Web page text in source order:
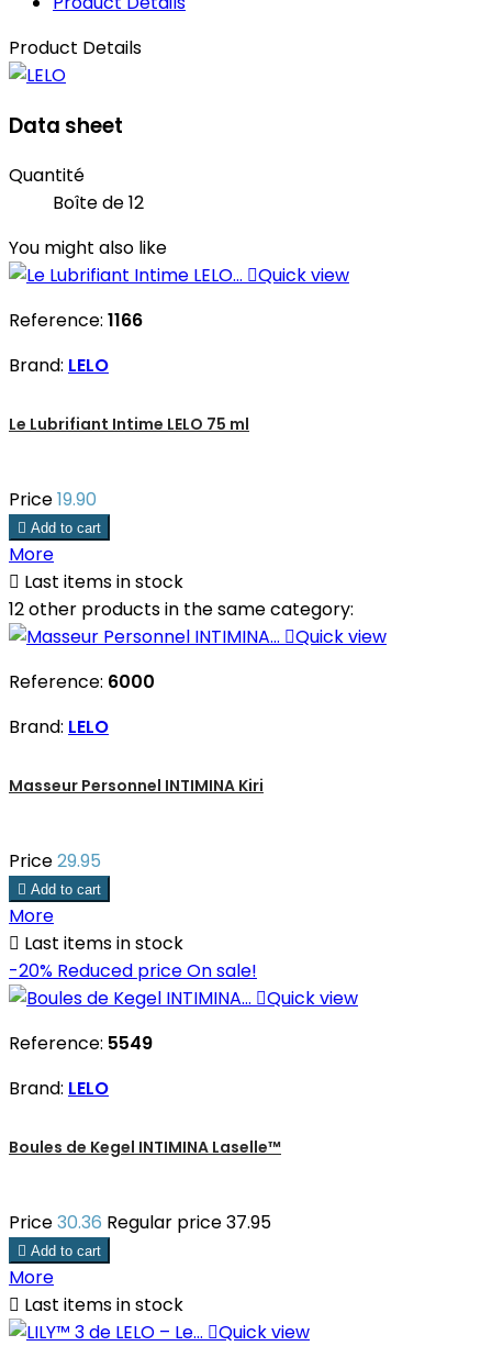
Product Details
Data sheet
Quantité
Boîte de 12
You might also like
Quick view
Reference: 1166
Brand: LELO
Le Lubrifiant Intime LELO 75 ml
Price19.90
 Add to cart
More
 Last items in stock
12 other products in the same category:
Quick view
Reference: 6000
Brand: LELO
Masseur Personnel INTIMINA Kiri
Price29.95
 Add to cart
More
 Last items in stock
-20% Reduced priceOn sale!
Quick view
Reference: 5549
Brand: LELO
Boules de Kegel INTIMINA Laselle™
Price30.36 Regular price37.95
 Add to cart
More
 Last items in stock
Quick view